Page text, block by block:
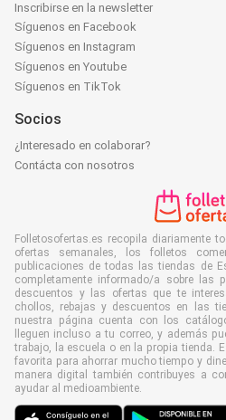
Inscribirse en la newsletter
Síguenos en Facebook
Síguenos en Instagram
Síguenos en Youtube
Síguenos en TikTok
Socios
¿Interesado en colaborar?
Contácta con nosotros
Folletosofertas.es recopila diariamente
ofertas semanales, los folletos
publicaciones de todas las tiendas de
completamente informado/a sobre las
descuentos y las ofertas que te
chollos, rebajas y descuentos en las
nuestra página cuenta con los
lleguen incluso a tu correo, y además
trabajo, la escuela o en la propia tienda.
favorita para ahorrar mucho tiempo y
manera digital también contribuyes a
ayudar al medioambiente.